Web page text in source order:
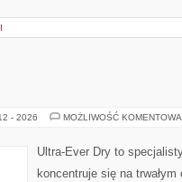
- 2026 MOŻLIWOŚĆ
Ultra-Ever Dry to
koncentruje się na trwałym